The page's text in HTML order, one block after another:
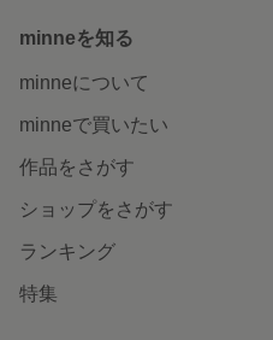
minneを知る
minneについて
minneで買いたい
作品をさがす
ショップをさがす
ランキング
特集